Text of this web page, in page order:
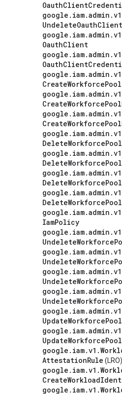
OauthClient
google . iam.admin .v1
UndeleteOauthClient
google . iam.admin .v1
OauthClient
google . iam.admin .v1
OauthClient
google . iam.admin .v1
CreateWorkforcePool
google . iam.admin .v1
CreateWorkforcePool
google . iam.admin .v1
CreateWorkforcePool
google . iam.admin .v1
DeleteWorkforcePool
google . iam.admin .v1
DeleteWorkforcePool
google . iam.admin .v1
DeleteWorkforcePool
google . iam.admin .v1
DeleteWorkforcePool
google . iam.admin .v1
IamPolicy
google . iam.admin .v1
UndeleteWorkforce
google . iam.admin .v1
UndeleteWorkforce
google . iam.admin .v1
UndeleteWorkforce
google . iam.admin .v1
UndeleteWorkforce
google . iam.admin .v1
UpdateWorkforcePool
google . iam.admin .v1
UpdateWorkforcePool
google . iam.v1 .
AttestationRule (LRO)
google . iam.v1 .
CreateWorkload
google . iam.v1 .